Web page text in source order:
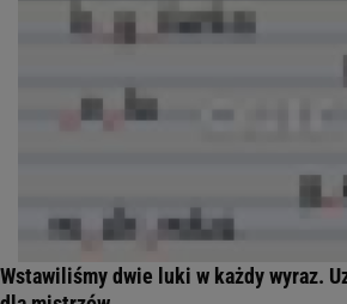
Wstawiliśmy dwie luki w każdy wyraz.